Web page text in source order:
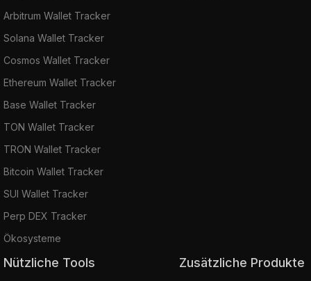
Arbitrum Wallet Tracker
Solana Wallet Tracker
Cosmos Wallet Tracker
Ethereum Wallet Tracker
Base Wallet Tracker
TON Wallet Tracker
TRON Wallet Tracker
Bitcoin Wallet Tracker
SUI Wallet Tracker
Perp DEX Tracker
Ökosysteme
Nützliche Tools Zusätzliche Produkte